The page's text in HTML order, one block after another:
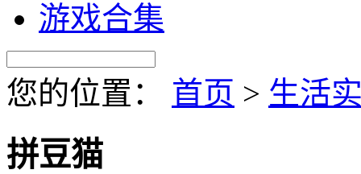
游戏合集
您的位置： 首页 > 生活
拼豆猫